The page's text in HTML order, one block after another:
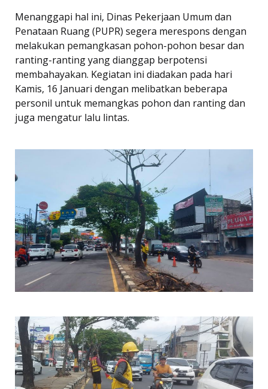
Menanggapi hal ini, Dinas Pekerjaan Umum dan
Penataan Ruang (PUPR) segera merespons dengan
melakukan pemangkasan pohon-pohon besar dan
ranting-ranting yang dianggap berpotensi
membahayakan. Kegiatan ini diadakan pada hari
Kamis, 16 Januari dengan melibatkan beberapa
personil untuk memangkas pohon dan ranting dan
juga mengatur lalu lintas.